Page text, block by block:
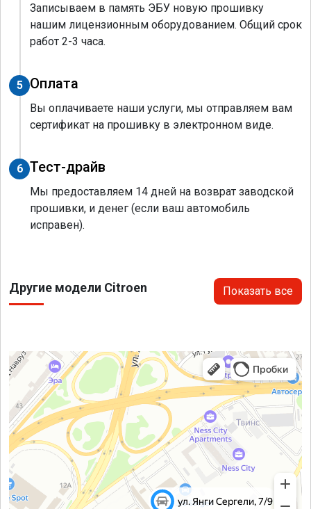
Записываем в память ЭБУ новую прошивку
нашим лицензионным оборудованием. Общий срок
работ 2-3 часа.
5 Оплата
Вы оплачиваете наши услуги, мы отправляем вам
сертификат на прошивку в электронном виде.
6 Тест-драйв
Мы предоставляем 14 дней на возврат заводской
прошивки, и денег (если ваш автомобиль
исправен).
Другие модели Citroen Показать все